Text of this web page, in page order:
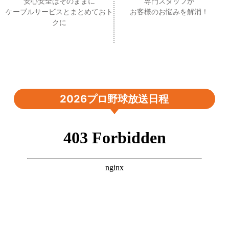
ケーブルサービスとまとめておト
クに
お客様のお悩みを解消！
2026プロ野球放送日程